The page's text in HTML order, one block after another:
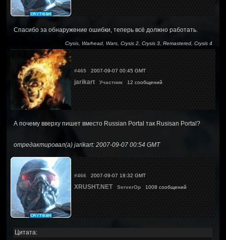
Спасибо за обнаружение ошибки, теперь всё должно работать.
Crysis, Warhead, Wars, Crysis 2, Crysis 3, Remastered, Crysis 4
#465 2007-09-07 00:45 GMT
jarikart Участник 12 сообщений
А почему вверху пишет вместо Russian Portal так Rusisan Portal?
отредактировал(а) jarikart: 2007-09-07 00:54 GMT
#466 2007-09-07 18:32 GMT
XRUSHT.NET ServerOp 1008 сообщений
Цитата: